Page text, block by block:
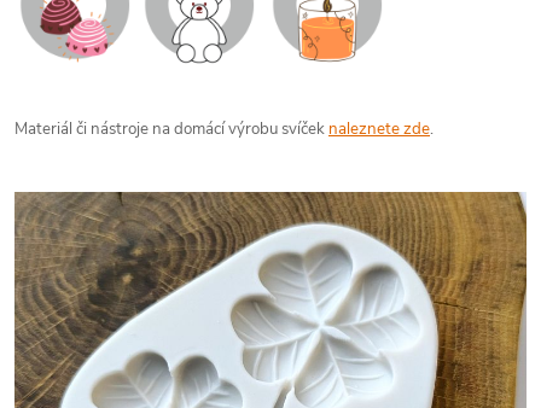
Materiál či nástroje na domácí výrobu svíček naleznete zde.